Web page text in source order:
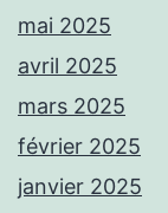
mai 2025
avril 2025
mars 2025
février 2025
janvier 2025